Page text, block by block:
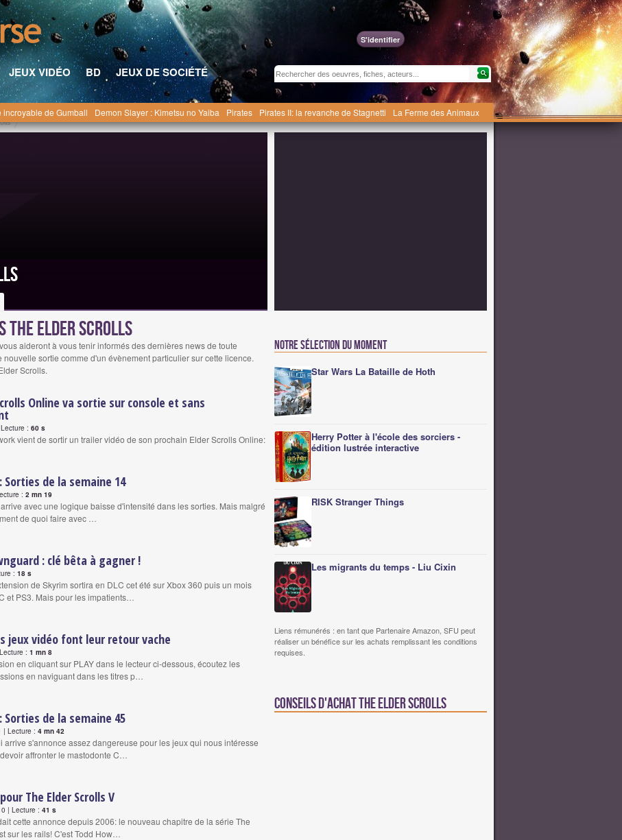
S'identifier
JEUX VIDÉO BD
JEUX DE SOCIÉTÉ
incroyable de Gumball Demon Slayer : Kimetsu no Yaiba Pirates Pirates II: la revanche de Stagnetti La Ferme des Animaux
The Elder Scrolls
vous aideront à vous tenir informés des dernières news de toute
sortie comme d'un évènement particulier sur cette licence.
Scrolls.
Online va sortie sur console et sans
: 60 s
vient de sortir un trailer vidéo de son prochain Elder Scrolls Online:
Sorties de la semaine 14
: 2 mn 19
avec une logique baisse d'intensité dans les sorties. Mais malgré
de quoi faire avec …
: clé bêta à gagner !
: 18 s
de Skyrim sortira en DLC cet été sur Xbox 360 puis un mois
et PS3. Mais pour les impatients…
jeux vidéo font leur retour vache
: 1 mn 8
en cliquant sur PLAY dans le lecteur ci-dessous, écoutez les
en naviguant dans les titres p…
Sorties de la semaine 45
| Lecture : 4 mn 42
arrive s'annonce assez dangereuse pour les jeux qui nous intéresse
affronter le mastodonte C…
The Elder Scrolls V
| Lecture : 41 s
cette annonce depuis 2006: le nouveau chapitre de la série The
sur les rails! C'est Todd How…
Notre sélection du moment
Star Wars La Bataille de Hoth
Herry Potter à l'école des sorciers -
édition lustrée interactive
RISK Stranger Things
Les migrants du temps - Liu Cixin
Liens rémunérés : en tant que Partenaire Amazon, SFU peut
réaliser un bénéfice sur les achats remplissant les conditions
requises.
Conseils d'achat The Elder Scrolls